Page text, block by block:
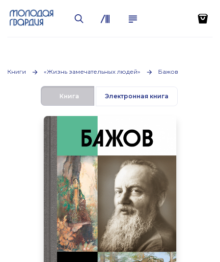
Книги «Жизнь замечательных людей» Бажов
Книга Электронная книга